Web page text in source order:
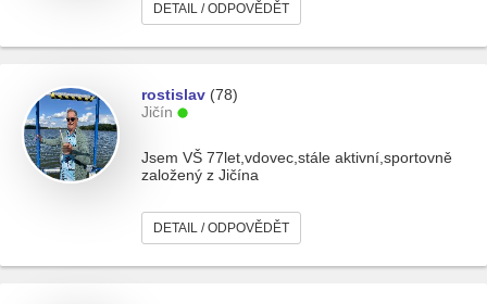
DETAIL / ODPOVĚDĚT
rostislav (78)
Jičín
Jsem VŠ 77let,vdovec,stále aktivní,sportovně
založený z Jičína
DETAIL / ODPOVĚDĚT